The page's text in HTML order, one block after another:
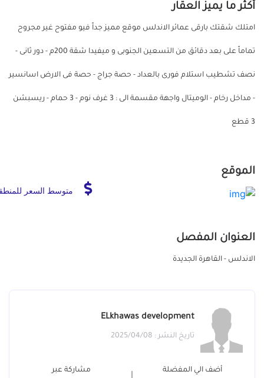
أكثر ما يميز العقار
امتلك شقتك بارقى عمائر الاندلس موقع مميز جداً فيو مفتوح غير مجروح
تماماً على بعد دقائق من التسعين الجنوبى و ميفيدا شقة 200م - دور ثانى -
نصف تشطيب استلام فورى بالعداد - حصة جراج - حصة فى الارض اسانسير
- مداخل رخام - الوميتال واجهة مقسمة الى : 3 غرف نوم - 3 حمام - ريسبشن
3 قطع
الموقع
متوسط السعر
العنوان المفصل
الاندلس - القاهرة الجديدة
ELkhawas development
تاريخ النشر : 2025/04/08
أضف الي المفضلة مشاركة عبر